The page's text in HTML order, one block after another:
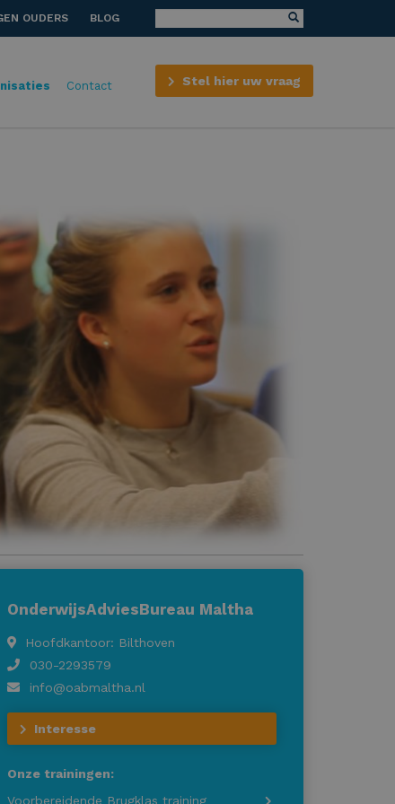
OUDERS BLOG
Contact Stel hier uw vraag
OnderwijsAdviesBureau Maltha
Hoofdkantoor: Bilthoven
030-2293579
info@oabmaltha.nl
Interesse
Onze trainingen:
Voorbereidende Brugklas training